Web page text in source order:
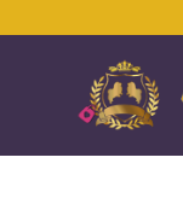
contenuto